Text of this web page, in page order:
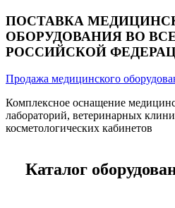
ПОСТАВКА
ОБОРУДОВАНИЯ ВО
РОССИЙСКОЙ
Продажа медицинского
Комплексное оснащение
лабораторий, ветеринарных
косметологических кабинетов
Каталог